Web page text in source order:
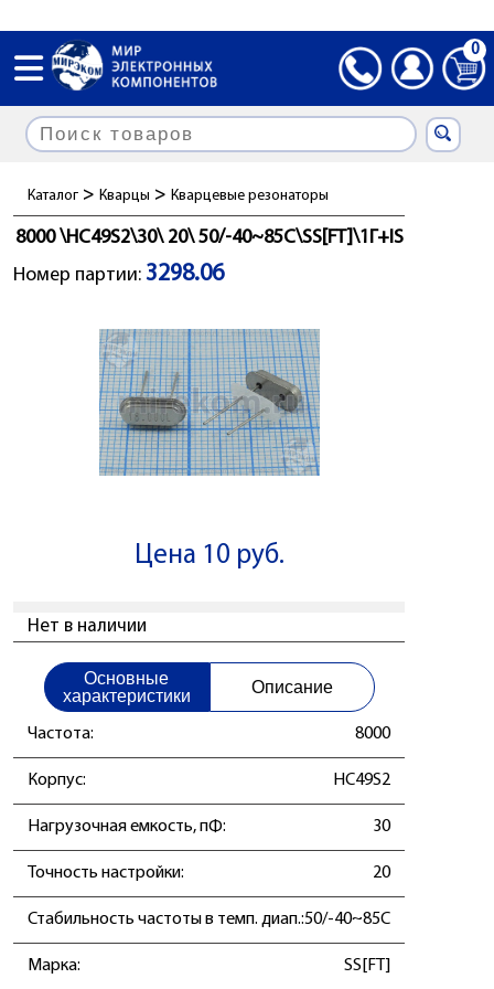
0
Каталог > Кварцы > Кварцевые резонаторы
8000 \HC49S2\30\ 20\ 50/-40~85C\SS[FT]\1Г+IS
Номер партии: 3298.06
Цена 10 руб.
Нет в наличии
Основные
характеристики
Описание
Частота: 8000
Корпус: HC49S2
Нагрузочная емкость, пФ: 30
Точность настройки: 20
Стабильность частоты в темп. диап.:50/-40~85C
Маркa: SS[FT]